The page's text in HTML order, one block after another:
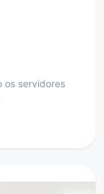
os servidores